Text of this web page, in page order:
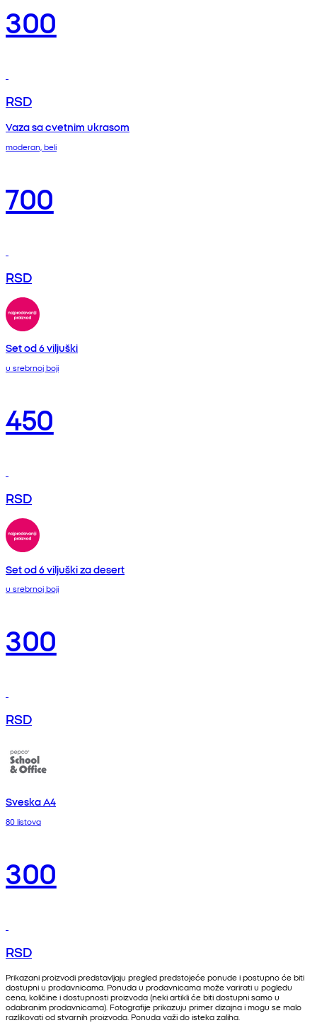
300
RSD
Vaza sa cvetnim ukrasom
moderan, beli
700
RSD
Set od 6 viljuški
u srebrnoj boji
450
RSD
Set od 6 viljuški za desert
u srebrnoj boji
300
RSD
Sveska A4
80 listova
300
RSD
Prikazani proizvodi predstavljaju pregled predstojeće ponude i postupno će biti
dostupni u prodavnicama. Ponuda u prodavnicama može varirati u pogledu
cena, količine i dostupnosti proizvoda (neki artikli će biti dostupni samo u
odabranim prodavnicama). Fotografije prikazuju primer dizajna i mogu se malo
razlikovati od stvarnih proizvoda. Ponuda važi do isteka zaliha.